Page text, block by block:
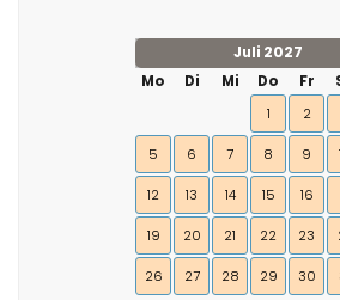
Juli 2027
Mo
Di Mi Do Fr
1
2
5 6 7 8 9
12 13 14 15 16
19 20 21 22 23
26 27 28 29 30